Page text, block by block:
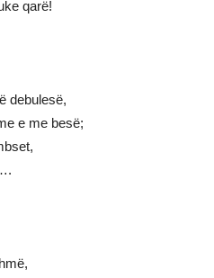
qarë!
debulesë,
e me besë;